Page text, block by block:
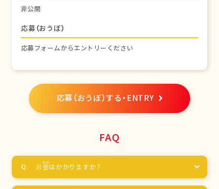
非公開
応募（おうぼ）
応募フォームからエントリーください
応募（おうぼ）する・ENTRY
FAQ
お金はかかりますか？